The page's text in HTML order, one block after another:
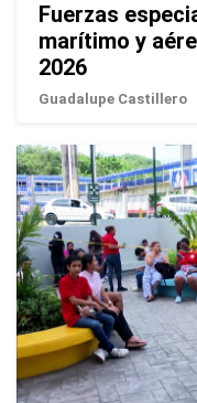
Fuerzas
marítimo y
2026
Guadalupe Castillero